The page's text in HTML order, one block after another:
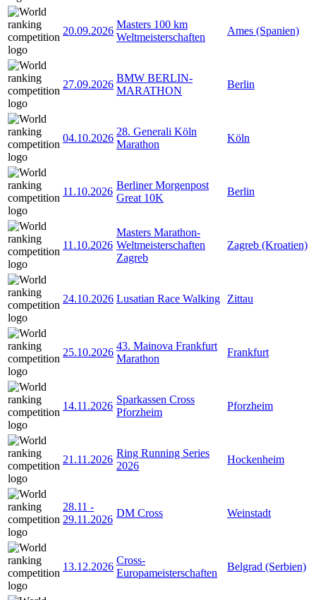
20.09.2026
Masters 100 km
Weltmeisterschaften
Ames (Spanien)
27.09.2026
BMW BERLIN-
MARATHON
Berlin
04.10.2026
28. Generali Köln
Marathon
Köln
11.10.2026
Berliner Morgenpost
Great 10K
Berlin
11.10.2026
Masters Marathon-
Weltmeisterschaften
Zagreb
Zagreb (Kroatien)
24.10.2026 Lusatian Race Walking Zittau
25.10.2026
43. Mainova Frankfurt
Marathon
Frankfurt
14.11.2026
Sparkassen Cross
Pforzheim
Pforzheim
21.11.2026
Ring Running Series
2026
Hockenheim
28.11 -
29.11.2026
DM Cross Weinstadt
13.12.2026
Cross-
Europameisterschaften
Belgrad (Serbien)